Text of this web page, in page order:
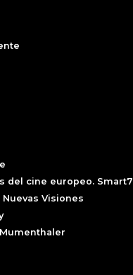
del cine europeo. Smart7
Nuevas Visiones